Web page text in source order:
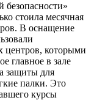
стоила месячная
В оснащение
центров, которыми
главное в зале
защиты для
палки. Это
курсы